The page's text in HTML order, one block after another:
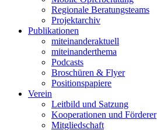
Regionale Beratungsteams
Projektarchiv
Publikationen
miteinanderaktuell
miteinanderthema
Podcasts
Broschüren & Flyer
Positionspapiere
Verein
Leitbild und Satzung
Kooperationen und Förderer
Mitgliedschaft